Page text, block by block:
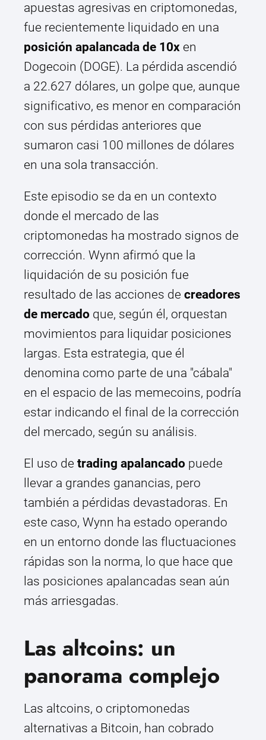
apuestas agresivas en criptomonedas,
fue recientemente liquidado en una
posición apalancada de 10x en
Dogecoin (DOGE). La pérdida ascendió
a 22.627 dólares, un golpe que, aunque
significativo, es menor en comparación
con sus pérdidas anteriores que
sumaron casi 100 millones de dólares
en una sola transacción.
Este episodio se da en un contexto
donde el mercado de las
criptomonedas ha mostrado signos de
corrección. Wynn afirmó que la
liquidación de su posición fue
resultado de las acciones de creadores
de mercado que, según él, orquestan
movimientos para liquidar posiciones
largas. Esta estrategia, que él
denomina como parte de una "cábala"
en el espacio de las memecoins, podría
estar indicando el final de la corrección
del mercado, según su análisis.
El uso de trading apalancado puede
llevar a grandes ganancias, pero
también a pérdidas devastadoras. En
este caso, Wynn ha estado operando
en un entorno donde las fluctuaciones
rápidas son la norma, lo que hace que
las posiciones apalancadas sean aún
más arriesgadas.
Las altcoins: un
panorama complejo
Las altcoins, o criptomonedas
alternativas a Bitcoin, han cobrado